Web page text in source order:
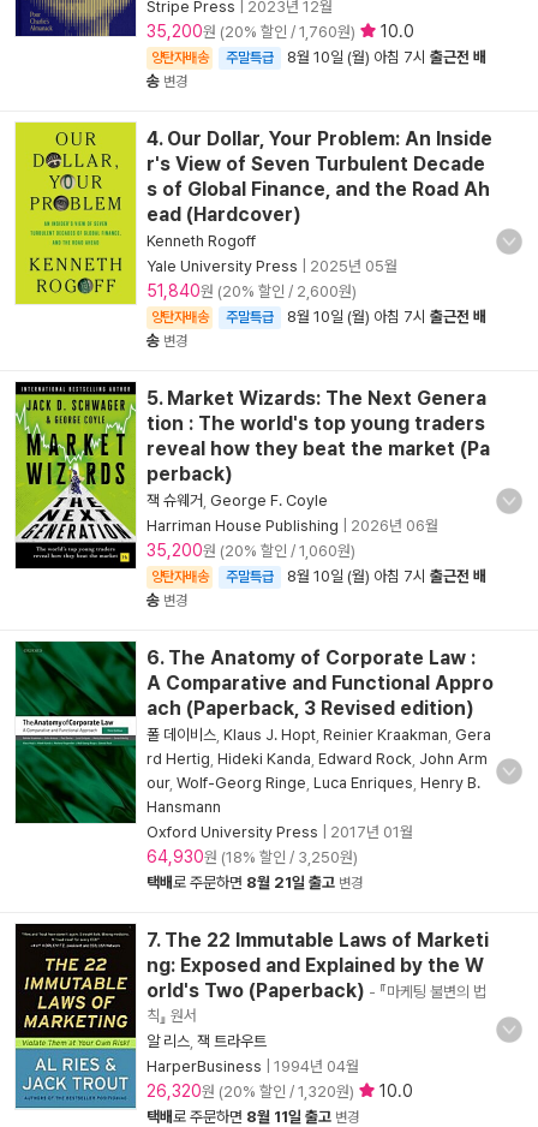
Stripe Press
2023년 12월
35,200원 (20% 할인 / 1,760원) 10.0
양탄자배송 주말특급 8월 10일 (월) 아침 7시 출근전 배
송 변경
4. Our Dollar, Your Problem: An Inside
r's View of Seven Turbulent Decade
s of Global Finance, and the Road Ah
ead (Hardcover)
Kenneth Rogoff
Yale University Press
2025년 05월
51,840원 (20% 할인 / 2,600원)
양탄자배송 주말특급 8월 10일 (월) 아침 7시 출근전 배
송 변경
5. Market Wizards: The Next Genera
tion : The world's top young traders
reveal how they beat the market (Pa
perback)
잭 슈웨거 George F. Coyle
Harriman House Publishing
2026년 06월
35,200원 (20% 할인 / 1,060원)
양탄자배송 주말특급 8월 10일 (월) 아침 7시 출근전 배
송 변경
6. The Anatomy of Corporate Law :
A Comparative and Functional Appro
ach (Paperback, 3 Revised edition)
폴 데이비스 Klaus J. Hopt Reinier Kraakman Gera
rd Hertig Hideki Kanda Edward Rock John Arm
our, Wolf-Georg Ringe Luca Enriques Henry B.
Hansmann
Oxford University Press
2017년 01월
64,930원 (18% 할인 / 3,250원)
택배로 주문하면 8월 21일 출고 변경
7. The 22 Immutable Laws of Marketi
ng: Exposed and Explained by the W
orld's Two (Paperback) - 『마케팅 불변의 법
칙』 원서
알 리스 잭 트라우트
HarperBusiness
1994년 04월
26,320원 (20% 할인 / 1,320원) 10.0
택배로 주문하면 8월 11일 출고 변경